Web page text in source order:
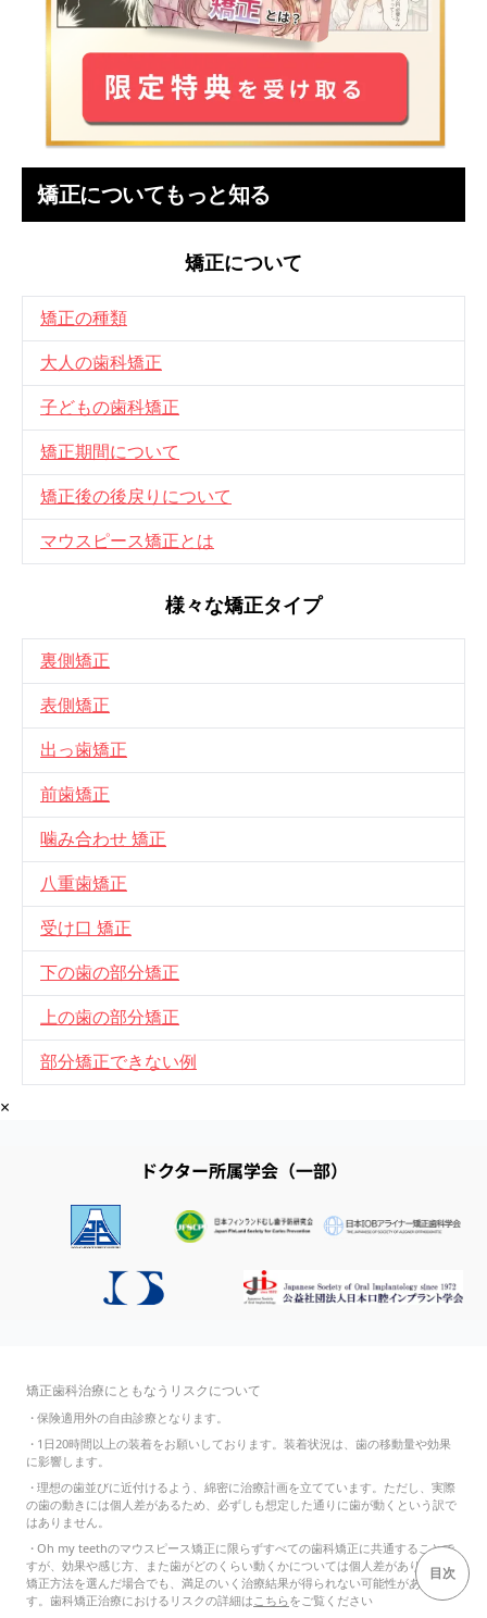
矯正についてもっと知る
矯正について
矯正の種類
大人の歯科矯正
子どもの歯科矯正
矯正期間について
矯正後の後戻りについて
マウスピース矯正とは
様々な矯正タイプ
裏側矯正
表側矯正
出っ歯矯正
前歯矯正
噛み合わせ 矯正
八重歯矯正
受け口 矯正
下の歯の部分矯正
上の歯の部分矯正
部分矯正できない例
×
目次
ドクター所属学会（一部）
矯正歯科治療にともなうリスクについて
・保険適用外の自由診療となります。
・ 1日20時間以上の装着をお願いしております。装着状況は、歯の移動量や効果
に影響します。
・理想の歯並びに近付けるよう、綿密に治療計画を立てています。ただし、実際
の歯の動きには個人差があるため、必ずしも想定した通りに歯が動くという訳で
はありません。
・Oh my teethのマウスピース矯正に限らずすべての歯科矯正に共通することで
すが、効果や感じ方、また歯がどのくらい動くかについては個人差があり、どの
矯正方法を選んだ場合でも、満足のいく治療結果が得られない可能性がありま
す。歯科矯正治療におけるリスクの詳細は こちらをご覧ください